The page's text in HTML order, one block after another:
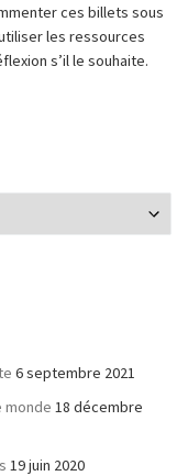
ces billets sous
les ressources
s’il le souhaite.
6 septembre 2021
monde 18 décembre
19 juin 2020